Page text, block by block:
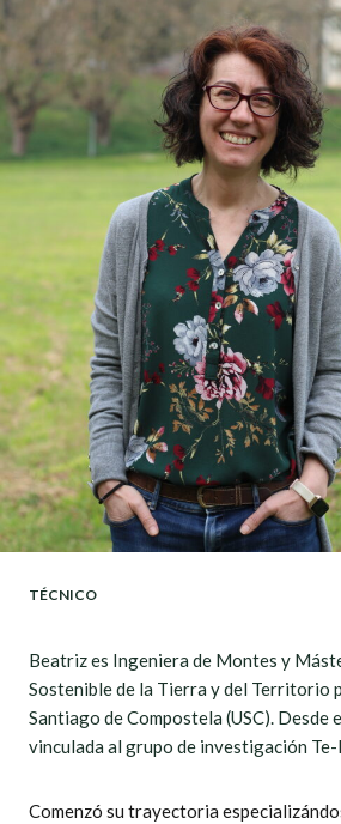
TÉCNICO
Beatriz es Ingeniera de Montes y
Sostenible de la Tierra y del Territorio
Santiago de Compostela (USC). Desde
vinculada al grupo de investigación
Comenzó su trayectoria